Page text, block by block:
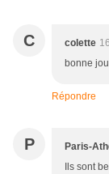
C colette
bonne
Répondre
P Paris-
Ils sont